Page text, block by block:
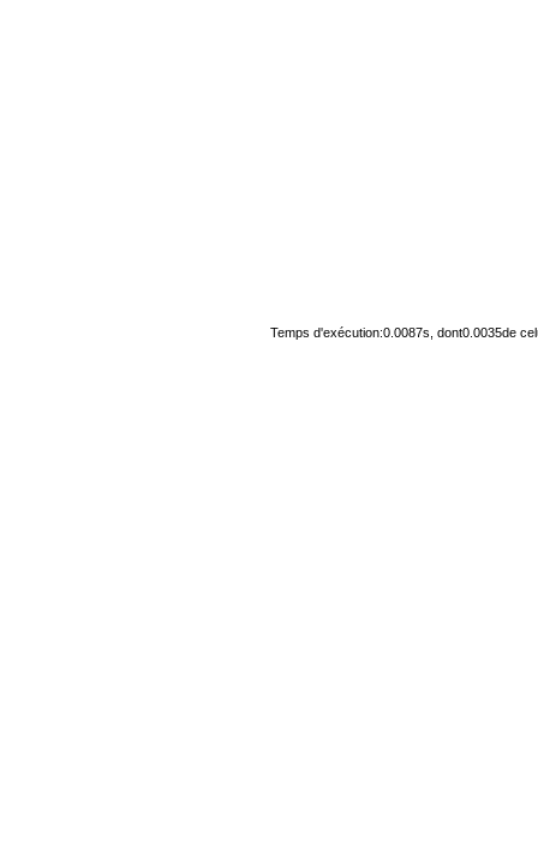
Temps d'exécution:0.0087s, dont0.0035de